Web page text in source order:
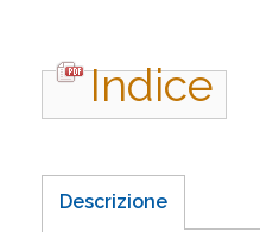
Indice
Descrizione